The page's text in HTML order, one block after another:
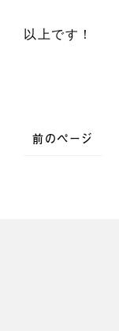
以上です！
前のページ